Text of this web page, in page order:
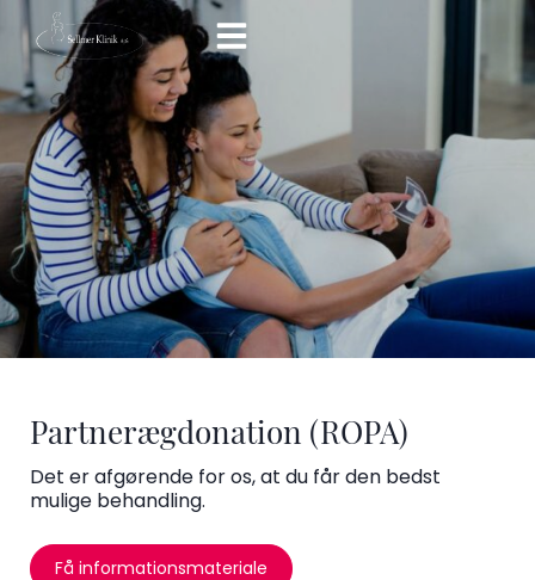
indholdet
Partnerægdonation (ROPA)
Det er afgørende for os, at du får den bedst
mulige behandling.
Få informationsmateriale